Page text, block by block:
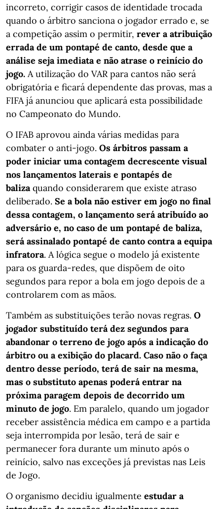
incorreto, corrigir casos de identidade trocada
quando o árbitro sanciona o jogador errado e, se
a competição assim o permitir, rever a atribuição
errada de um pontapé de canto, desde que a
análise seja imediata e não atrase o reinício do
jogo. A utilização do VAR para cantos não será
obrigatória e ficará dependente das provas, mas a
FIFA já anunciou que aplicará esta possibilidade
no Campeonato do Mundo.
O IFAB aprovou ainda várias medidas para
combater o anti-jogo. Os árbitros passam a
poder iniciar uma contagem decrescente visual
nos lançamentos laterais e pontapés de
baliza quando considerarem que existe atraso
deliberado. Se a bola não estiver em jogo no final
dessa contagem, o lançamento será atribuído ao
adversário e, no caso de um pontapé de baliza,
será assinalado pontapé de canto contra a equipa
infratora. A lógica segue o modelo já existente
para os guarda-redes, que dispõem de oito
segundos para repor a bola em jogo depois de a
controlarem com as mãos.
Também as substituições terão novas regras. O
jogador substituído terá dez segundos para
abandonar o terreno de jogo após a indicação do
árbitro ou a exibição do placard. Caso não o faça
dentro desse período, terá de sair na mesma,
mas o substituto apenas poderá entrar na
próxima paragem depois de decorrido um
minuto de jogo. Em paralelo, quando um jogador
receber assistência médica em campo e a partida
seja interrompida por lesão, terá de sair e
permanecer fora durante um minuto após o
reinício, salvo nas exceções já previstas nas Leis
de Jogo.
O organismo decidiu igualmente estudar a